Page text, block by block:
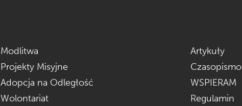
Modlitwa
Projekty Misyjne
Adopcja na Odległość
Wolontariat
Artykuły
Czasopismo
WSPIERAM
Regulamin